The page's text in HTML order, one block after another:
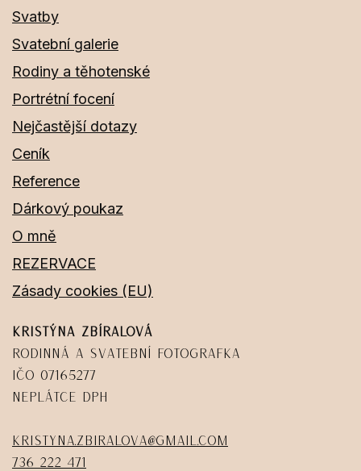
Svatby
Svatební galerie
Rodiny a těhotenské
Portrétní focení
Nejčastější dotazy
Ceník
Reference
Dárkový poukaz
O mně
REZERVACE
Zásady cookies (EU)
Kristýna Zbíralová
Rodinná a svatební fotografka
IČO 07165277
Neplátce DPH
kristyna.zbiralova@gmail.com
736 222 471